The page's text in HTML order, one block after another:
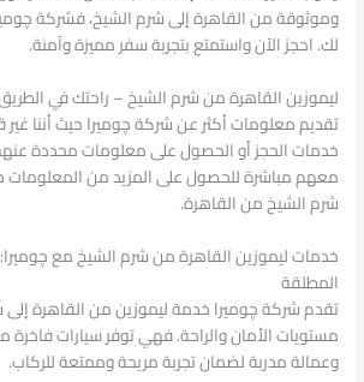
وموثوقة من القاهرة إلى شرم الشيخ، فشركة
لك. احجز الآن واستمتع بتجربة سفر مميزة وآمنة.
ليموزين القاهرة من شرم الشيخ – راحتك في
تقديم معلومات أكثر عن شركة چوميرا حيث أننا غير
خدمات الحجز أو الحصول على معلومات محددة
معهم مباشرة للحصول على المزيد من
شرم الشيخ من القاهرة.
خدمات ليموزين القاهرة من شرم الشيخ مع چوميرا:
المطلقة
تقدم شركة چوميرا خدمة ليموزين من القاهرة إلى
مستويات الأمان والراحة. فهي توفر سيارات فاخرة
وعمالة مدربة لضمان تجربة مريحة وممتعة للركاب.